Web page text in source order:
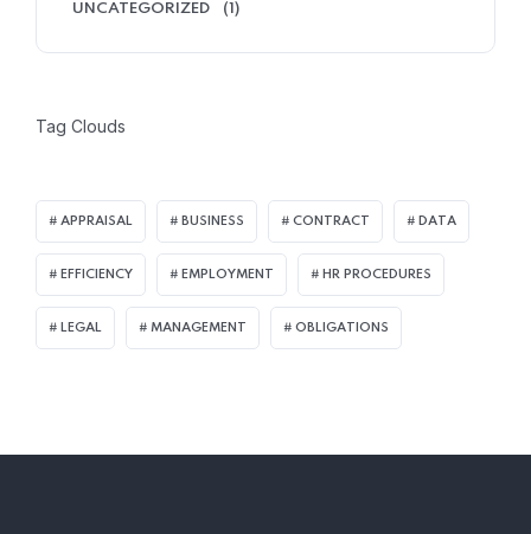
UNCATEGORIZED (1)
Tag Clouds
APPRAISAL BUSINESS CONTRACT DATA
EFFICIENCY EMPLOYMENT HR PROCEDURES
LEGAL MANAGEMENT OBLIGATIONS